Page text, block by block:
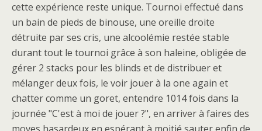
cette expérience reste unique. Tournoi effectué dans
un bain de pieds de binouse, une oreille droite
détruite par ses cris, une alcoolémie restée stable
durant tout le tournoi grâce à son haleine, obligée de
gérer 2 stacks pour les blinds et de distribuer et
mélanger deux fois, le voir jouer à la one again et
chatter comme un goret, entendre 1014 fois dans la
journée "C'est à moi de jouer ?", en arriver à faires des